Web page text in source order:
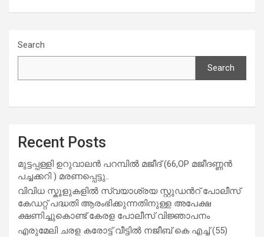
Search
Search
Recent Posts
മുട്ടപ്പള്ളി ഉറുവാലൻ പറമ്പിൽ മജീദ് (66,OP മജീദണ്ണൻ
പച്ചക്കറി ) മരണപ്പെട്ടു..
വിവിധ സ്കൂളുകളില്‍ സ്വയാശ്രയ സ്റ്റുഡന്‍റ് പോലീസ്
കേഡറ്റ് പദ്ധതി ആരംഭിക്കുന്നതിനുള്ള അപേക്ഷ
ക്ഷണിച്ചുകൊണ്ട് കേരള പോലീസ് വിജ്ഞാപനം
എരുമേലി ചരള കരോട്ട് വീട്ടിൽ നജീബ് കെ എച്ച് (55)